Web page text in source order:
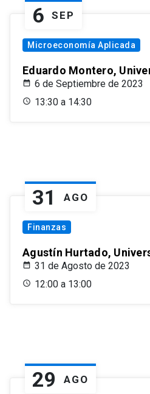
6 SEP
Microeconomía Aplicada
Eduardo Montero,
6 de Septiembre de 2023
13:30 a 14:30
31 AGO
Finanzas
Agustín Hurtado,
31 de Agosto de 2023
12:00 a 13:00
29 AGO